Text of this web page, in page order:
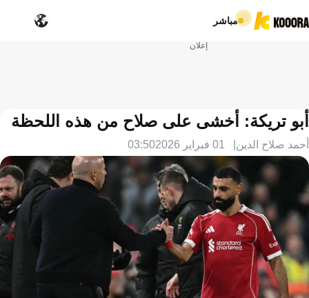
مباشر
إعلان
أبو تريكة: أخشى على صلاح من هذه اللحظة
أحمد صلاح الدين 01 فبراير 2026 03:50